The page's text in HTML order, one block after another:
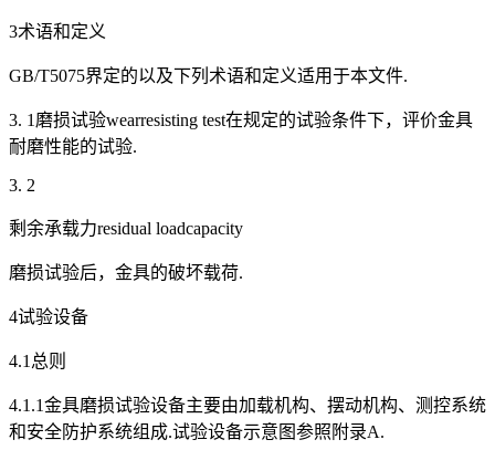
3术语和定义
GB/T5075界定的以及下列术语和定义适用于本文件.
3. 1磨损试验wearresisting test在规定的试验条件下，评价金具
耐磨性能的试验.
3. 2
剩余承载力residual loadcapacity
磨损试验后，金具的破坏载荷.
4试验设备
4.1总则
4.1.1金具磨损试验设备主要由加载机构、摆动机构、测控系统
和安全防护系统组成.试验设备示意图参照附录A.